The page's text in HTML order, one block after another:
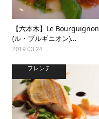
【六本木】Le Bourguignon
(ル・ブルギニオン)...
2019.03.24
フレンチ